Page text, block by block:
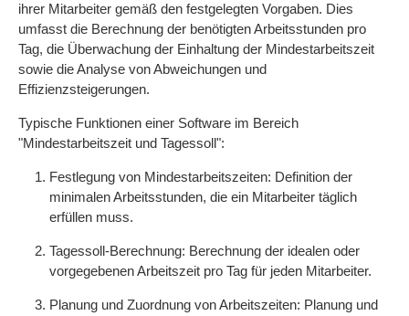
ihrer Mitarbeiter gemäß den festgelegten Vorgaben. Dies
umfasst die Berechnung der benötigten Arbeitsstunden pro
Tag, die Überwachung der Einhaltung der Mindestarbeitszeit
sowie die Analyse von Abweichungen und
Effizienzsteigerungen.
Typische Funktionen einer Software im Bereich
"Mindestarbeitszeit und Tagessoll":
Festlegung von Mindestarbeitszeiten: Definition der
minimalen Arbeitsstunden, die ein Mitarbeiter täglich
erfüllen muss.
Tagessoll-Berechnung: Berechnung der idealen oder
vorgegebenen Arbeitszeit pro Tag für jeden Mitarbeiter.
Planung und Zuordnung von Arbeitszeiten: Planung und